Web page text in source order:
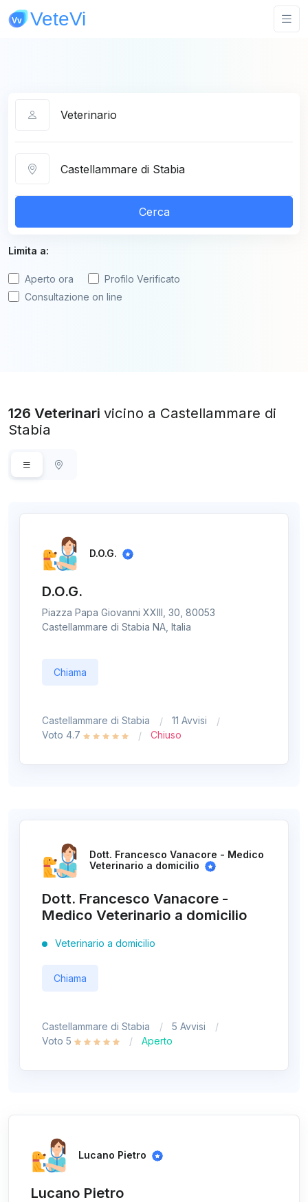
Cerca
Limita a:
Aperto ora
Profilo Verificato
Consultazione on line
126 Veterinari vicino a Castellammare di
Stabia
D.O.G.
D.O.G.
Piazza Papa Giovanni XXIII, 30, 80053
Castellammare di Stabia NA, Italia
Chiama
Castellammare di Stabia
11 Avvisi
Voto 4.7
Chiuso
Dott. Francesco Vanacore - Medico
Veterinario a domicilio
Dott. Francesco Vanacore -
Medico Veterinario a domicilio
Veterinario a domicilio
Chiama
Castellammare di Stabia
5 Avvisi
Voto 5
Aperto
Lucano Pietro
Lucano Pietro